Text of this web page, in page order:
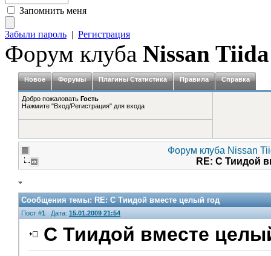
Запомнить меня
Забыли пароль | Регистрация
Форум клуба Nissan Tiida
Новое Форумы Плагины Статистика Правила Справка
Добро пожаловать Гость
Нажмите "Вход/Регистрация" для входа
Форум клуба Nissan
RE: С Тиидой
Сообщения темы:RE: С Тиидой вместе целый год
Пост #1 Дата: 15.01.2009 21:54
С Тиидой вместе